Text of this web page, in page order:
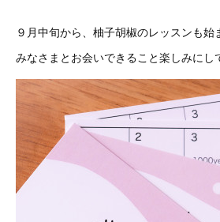
９月中旬から、柚子胡椒のレッスンも始
みなさまとお会いできること楽しみにし